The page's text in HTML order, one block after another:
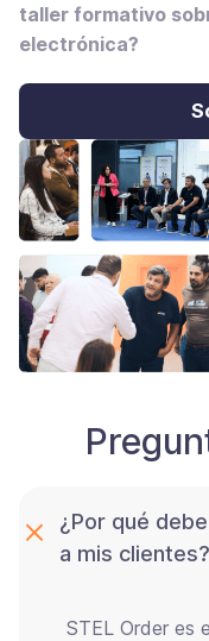
taller formativo
electrónica?
¿Por qué
a mis clientes?
STEL Order es